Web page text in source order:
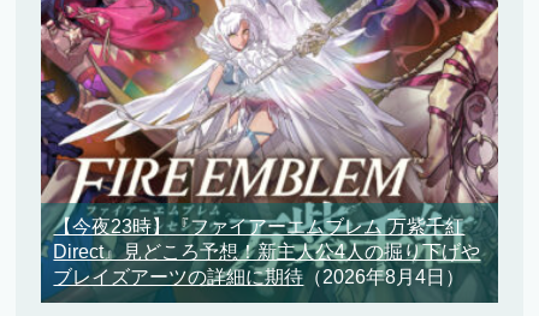
【今夜23時】『ファイアーエムブレム 万紫千紅
Direct』見どころ予想！新主人公4人の掘り下げや
ブレイズアーツの詳細に期待 （2026年8月4日）